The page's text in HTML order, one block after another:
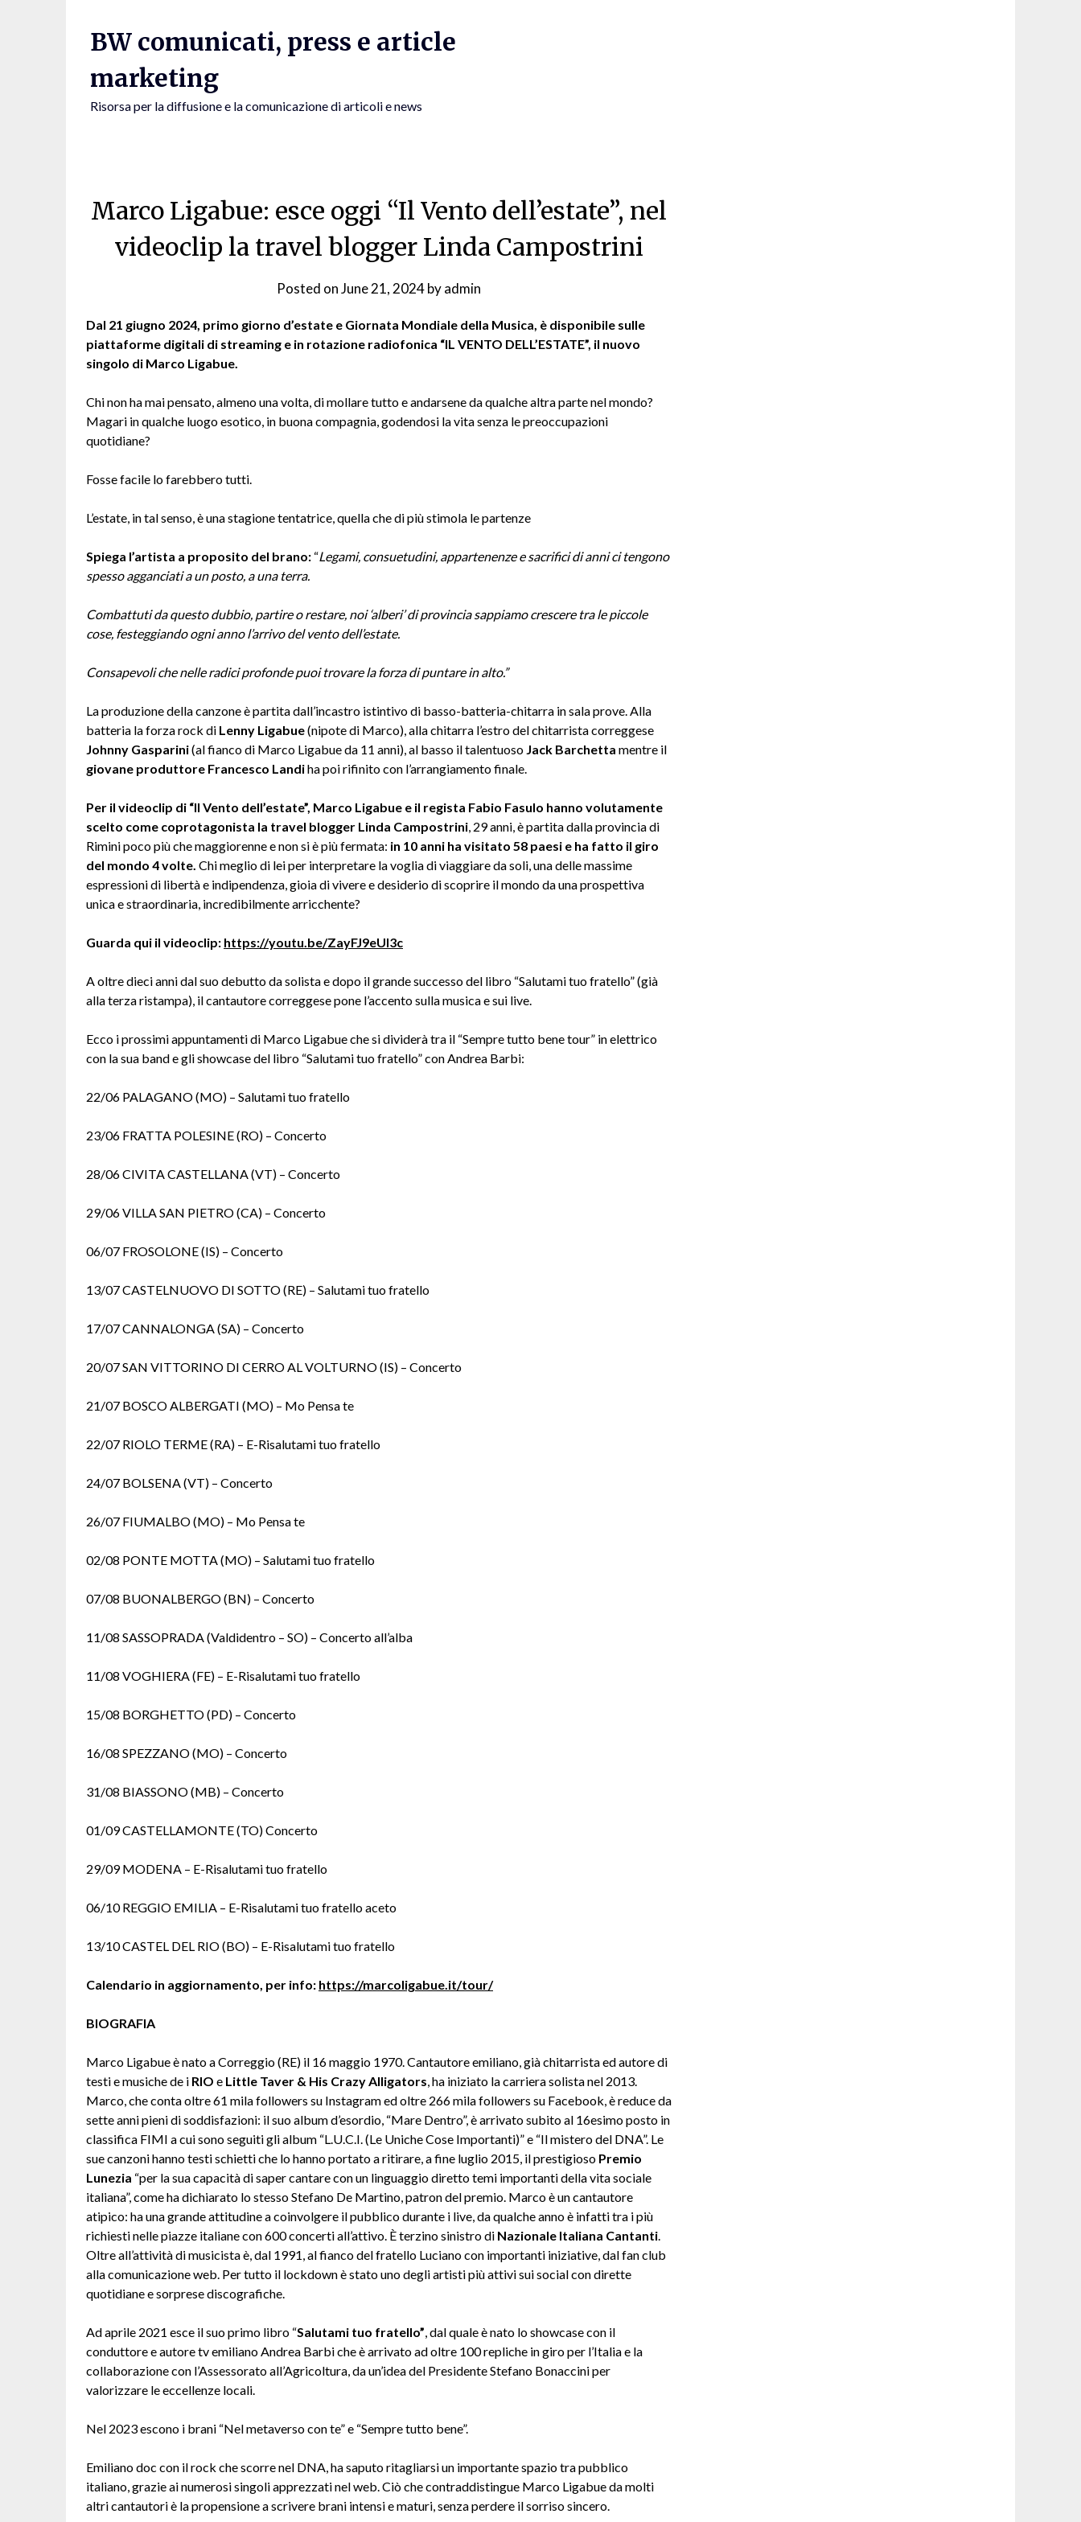
BW comunicati, press e article
marketing
Risorsa per la diffusione e la comunicazione di articoli e news
Marco Ligabue: esce oggi “Il Vento dell’estate”, nel
videoclip la travel blogger Linda Campostrini
Posted onJune 21, 2024byadmin
Dal 21 giugno 2024, primo giorno d’estate e Giornata Mondiale della Musica, è disponibile sulle
piattaforme digitali di streaming e in rotazione radiofonica “IL VENTO DELL’ESTATE”, il nuovo
singolo di Marco Ligabue.
Chi non ha mai pensato, almeno una volta, di mollare tutto e andarsene da qualche altra parte nel mondo?
Magari in qualche luogo esotico, in buona compagnia, godendosi la vita senza le preoccupazioni
quotidiane?
Fosse facile lo farebbero tutti.
L’estate, in tal senso, è una stagione tentatrice, quella che di più stimola le partenze
Spiega l’artista a proposito del brano: “Legami, consuetudini, appartenenze e sacrifici di anni ci tengono
spesso agganciati a un posto, a una terra.
Combattuti da questo dubbio, partire o restare, noi ‘alberi’ di provincia sappiamo crescere tra le piccole
cose, festeggiando ogni anno l’arrivo del vento dell’estate.
Consapevoli che nelle radici profonde puoi trovare la forza di puntare in alto.”
La produzione della canzone è partita dall’incastro istintivo di basso-batteria-chitarra in sala prove. Alla
batteria la forza rock di Lenny Ligabue(nipote di Marco), alla chitarra l’estro del chitarrista correggese
Johnny Gasparini(al fianco di Marco Ligabue da 11 anni), al basso il talentuoso Jack Barchetta mentre il
giovane produttore Francesco Landiha poi rifinito con l’arrangiamento finale.
Per il videoclip di “Il Vento dell’estate”, Marco Ligabue e il regista Fabio Fasulo hanno volutamente
scelto come coprotagonista la travel blogger Linda Campostrini, 29 anni, è partita dalla provincia di
Rimini poco più che maggiorenne e non si è più fermata: in 10 anni ha visitato 58 paesi e ha fatto il giro
del mondo 4 volte. Chi meglio di lei per interpretare la voglia di viaggiare da soli, una delle massime
espressioni di libertà e indipendenza, gioia di vivere e desiderio di scoprire il mondo da una prospettiva
unica e straordinaria, incredibilmente arricchente?
Guarda qui il videoclip: https://youtu.be/ZayFJ9eUI3c
A oltre dieci anni dal suo debutto da solista e dopo il grande successo del libro “Salutami tuo fratello” (già
alla terza ristampa), il cantautore correggese pone l’accento sulla musica e sui live.
Ecco i prossimi appuntamenti di Marco Ligabue che si dividerà tra il “Sempre tutto bene tour” in elettrico
con la sua band e gli showcase del libro “Salutami tuo fratello” con Andrea Barbi:
22/06 PALAGANO (MO) – Salutami tuo fratello
23/06 FRATTA POLESINE (RO) – Concerto
28/06 CIVITA CASTELLANA (VT) – Concerto
29/06 VILLA SAN PIETRO (CA) – Concerto
06/07 FROSOLONE (IS) – Concerto
13/07 CASTELNUOVO DI SOTTO (RE) – Salutami tuo fratello
17/07 CANNALONGA (SA) – Concerto
20/07 SAN VITTORINO DI CERRO AL VOLTURNO (IS) – Concerto
21/07 BOSCO ALBERGATI (MO) – Mo Pensa te
22/07 RIOLO TERME (RA) – E-Risalutami tuo fratello
24/07 BOLSENA (VT) – Concerto
26/07 FIUMALBO (MO) – Mo Pensa te
02/08 PONTE MOTTA (MO) – Salutami tuo fratello
07/08 BUONALBERGO (BN) – Concerto
11/08 SASSOPRADA (Valdidentro – SO) – Concerto all’alba
11/08 VOGHIERA (FE) – E-Risalutami tuo fratello
15/08 BORGHETTO (PD) – Concerto
16/08 SPEZZANO (MO) – Concerto
31/08 BIASSONO (MB) – Concerto
01/09 CASTELLAMONTE (TO) Concerto
29/09 MODENA – E-Risalutami tuo fratello
06/10 REGGIO EMILIA – E-Risalutami tuo fratello aceto
13/10 CASTEL DEL RIO (BO) – E-Risalutami tuo fratello
Calendario in aggiornamento, per info: https://marcoligabue.it/tour/
BIOGRAFIA
Marco Ligabue è nato a Correggio (RE) il 16 maggio 1970. Cantautore emiliano, già chitarrista ed autore di
testi e musiche de i RIO e Little Taver & His Crazy Alligators, ha iniziato la carriera solista nel 2013.
Marco, che conta oltre 61 mila followers su Instagram ed oltre 266 mila followers su Facebook, è reduce da
sette anni pieni di soddisfazioni: il suo album d’esordio, “Mare Dentro”, è arrivato subito al 16esimo posto in
classifica FIMI a cui sono seguiti gli album “L.U.C.I. (Le Uniche Cose Importanti)” e “Il mistero del DNA”. Le
sue canzoni hanno testi schietti che lo hanno portato a ritirare, a fine luglio 2015, il prestigioso Premio
Lunezia “per la sua capacità di saper cantare con un linguaggio diretto temi importanti della vita sociale
italiana”, come ha dichiarato lo stesso Stefano De Martino, patron del premio. Marco è un cantautore
atipico: ha una grande attitudine a coinvolgere il pubblico durante i live, da qualche anno è infatti tra i più
richiesti nelle piazze italiane con 600 concerti all’attivo. È terzino sinistro di Nazionale Italiana Cantanti.
Oltre all’attività di musicista è, dal 1991, al fianco del fratello Luciano con importanti iniziative, dal fan club
alla comunicazione web. Per tutto il lockdown è stato uno degli artisti più attivi sui social con dirette
quotidiane e sorprese discografiche.
Ad aprile 2021 esce il suo primo libro “Salutami tuo fratello”, dal quale è nato lo showcase con il
conduttore e autore tv emiliano Andrea Barbi che è arrivato ad oltre 100 repliche in giro per l’Italia e la
collaborazione con l’Assessorato all’Agricoltura, da un’idea del Presidente Stefano Bonaccini per
valorizzare le eccellenze locali.
Nel 2023 escono i brani “Nel metaverso con te” e “Sempre tutto bene”.
Emiliano doc con il rock che scorre nel DNA, ha saputo ritagliarsi un importante spazio tra pubblico
italiano, grazie ai numerosi singoli apprezzati nel web. Ciò che contraddistingue Marco Ligabue da molti
altri cantautori è la propensione a scrivere brani intensi e maturi, senza perdere il sorriso sincero.